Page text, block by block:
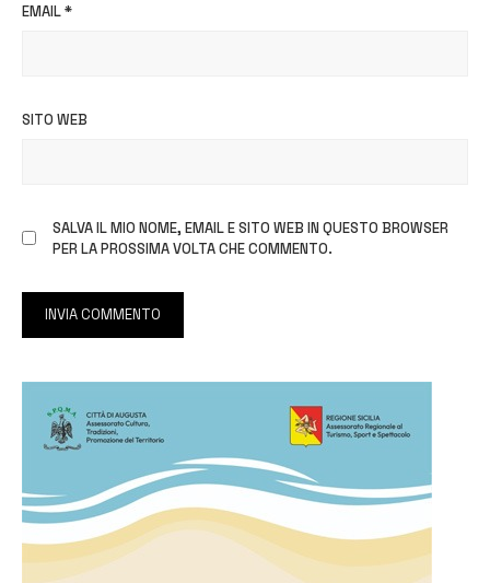
EMAIL*
SITO WEB
SALVA IL MIO NOME, EMAIL E SITO WEB IN QUESTO BROWSER
PER LA PROSSIMA VOLTA CHE COMMENTO.